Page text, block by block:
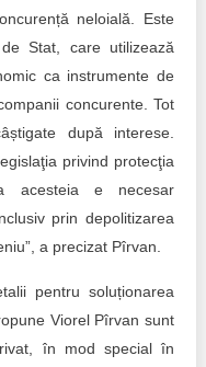
neloială. Este
Stat, care utilizează
ca instrumente de
concurente. Tot
după interese.
privind protecţia
acesteia e necesar
prin depolitizarea
a precizat Pîrvan.
pentru soluționarea
Viorel Pîrvan sunt
în mod special în